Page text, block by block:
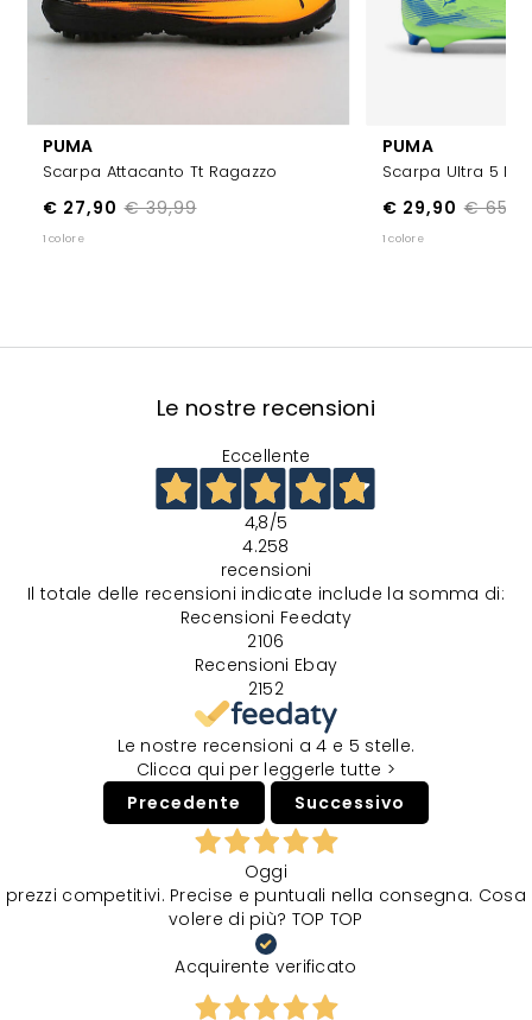
PUMA
Scarpa Attacanto Tt Ragazzo
€ 39,99
€ 27,90
1 colore
PUMA
Scarpa Ultra 5
€
€ 29,90
1 colore
Le nostre recensioni
Eccellente
4,8/5
4.258
recensioni
Il totale delle recensioni indicate include la somma di:
Recensioni Feedaty
2106
Recensioni Ebay
2152
Le nostre recensioni a 4 e 5 stelle.
Clicca qui per leggerle tutte >
Precedente
Successivo
Oggi
prezzi competitivi. Precise e puntuali nella consegna. Cosa
volere di più? TOP TOP
Acquirente verificato